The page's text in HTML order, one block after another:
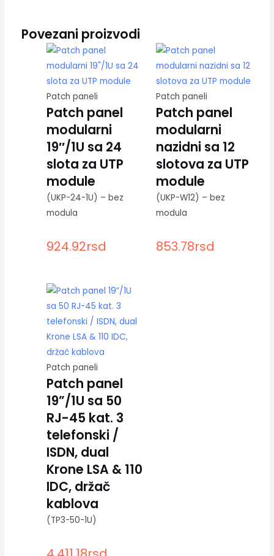
Povezani proizvodi
Patch paneli
Patch panel
modularni
19″/1U sa 24
slota za UTP
module
(UKP-24-1U) – bez
modula
924.92rsd
Patch paneli
Patch panel
modularni
nazidni sa 12
slotova za UTP
module
(UKP-W12) – bez
modula
853.78rsd
Patch paneli
Patch panel
19”/1U sa 50
RJ-45 kat. 3
telefonski /
ISDN, dual
Krone LSA & 110
IDC, držač
kablova
(TP3-50-1U)